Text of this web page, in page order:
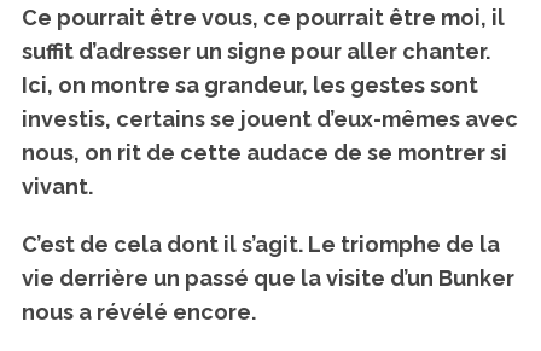
Ce pourrait être vous, ce pourrait être moi, il
suffit d’adresser un signe pour aller chanter.
Ici, on montre sa grandeur, les gestes sont
investis, certains se jouent d’eux-mêmes avec
nous, on rit de cette audace de se montrer si
vivant.
C’est de cela dont il s’agit. Le triomphe de la
vie derrière un passé que la visite d’un Bunker
nous a révélé encore.